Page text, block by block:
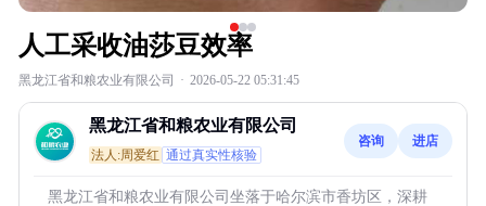
人工采收油莎豆效率
黑龙江省和粮农业有限公司 · 2026-05-22 05:31:45
黑龙江省和粮农业有限公司
法人:周爱红 通过真实性核验
咨询 进店
黑龙江省和粮农业有限公司坐落于哈尔滨市香坊区，深耕